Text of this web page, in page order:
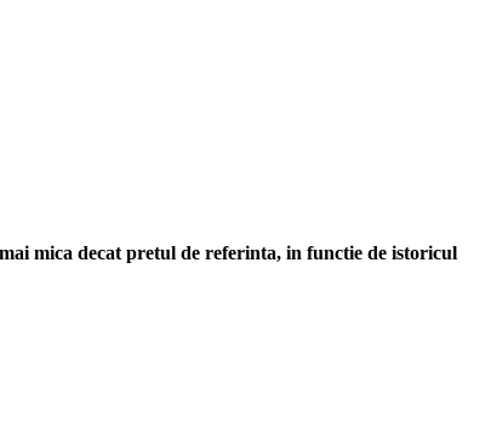
mica decat pretul de referinta, in functie de istoricul